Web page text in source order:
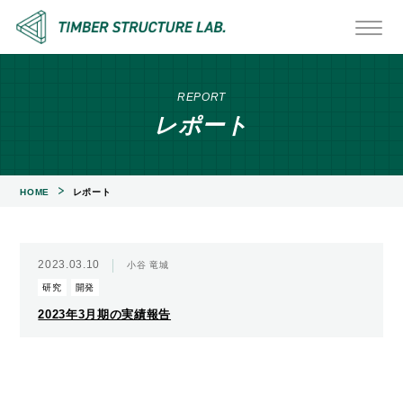
REPORT
レポート
HOME レポート
2023.03.10 小谷 竜城
研究 開発
2023年3月期の実績報告